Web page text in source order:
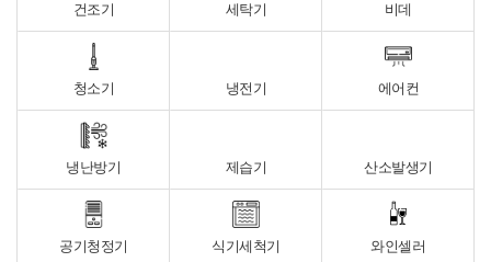
건조기 세탁기 비데
청소기 냉전기 에어컨
냉난방기 제습기 산소발생기
공기청정기 식기세척기 와인셀러